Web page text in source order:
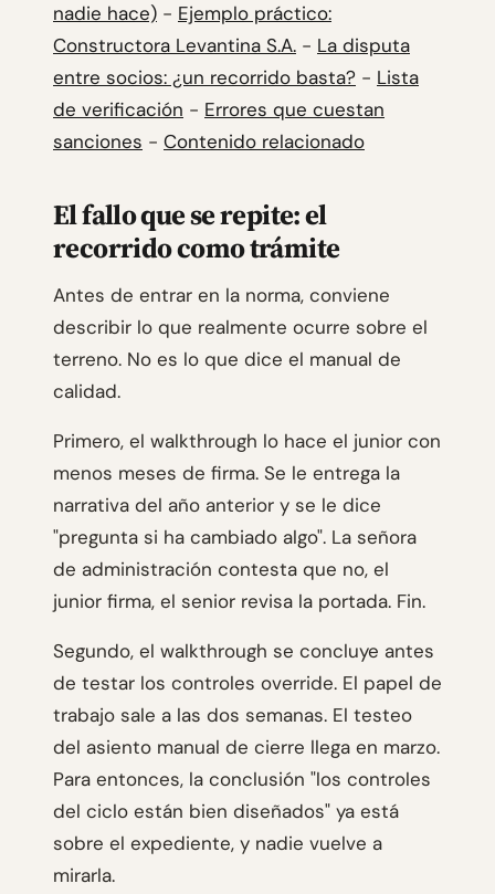
nadie hace) - Ejemplo práctico:
Constructora Levantina S.A. - La disputa
entre socios: ¿un recorrido basta? - Lista
de verificación - Errores que cuestan
sanciones - Contenido relacionado
El fallo que se repite: el
recorrido como trámite
Antes de entrar en la norma, conviene
describir lo que realmente ocurre sobre el
terreno. No es lo que dice el manual de
calidad.
Primero, el walkthrough lo hace el junior con
menos meses de firma. Se le entrega la
narrativa del año anterior y se le dice
"pregunta si ha cambiado algo". La señora
de administración contesta que no, el
junior firma, el senior revisa la portada. Fin.
Segundo, el walkthrough se concluye antes
de testar los controles override. El papel de
trabajo sale a las dos semanas. El testeo
del asiento manual de cierre llega en marzo.
Para entonces, la conclusión "los controles
del ciclo están bien diseñados" ya está
sobre el expediente, y nadie vuelve a
mirarla.